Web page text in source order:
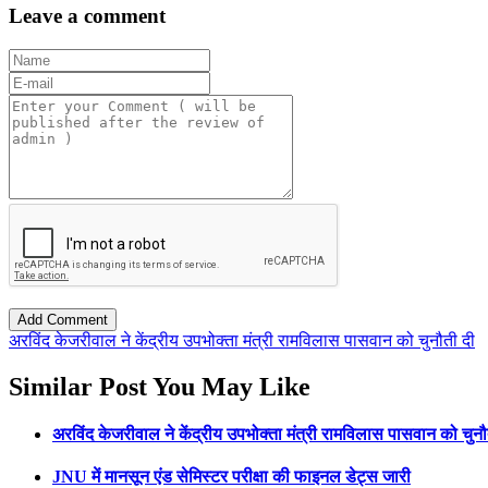
Leave a comment
अरविंद केजरीवाल ने केंद्रीय उपभोक्ता मंत्री रामविलास पासवान को चुनौती दी
Similar Post You May Like
अरविंद केजरीवाल ने केंद्रीय उपभोक्ता मंत्री रामविलास पासवान को
JNU में मानसून एंड सेमिस्टर परीक्षा की फाइनल डेट्स जारी